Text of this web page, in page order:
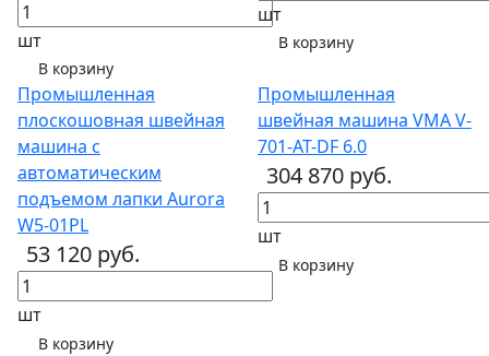
шт
В корзину
шт
В корзину
Промышленная
плоскошовная швейная
машина с
автоматическим
подъемом лапки Aurora
W5-01PL
53 120 руб.
шт
В корзину
Промышленная
швейная машина VMA V-
701-AT-DF 6.0
304 870 руб.
шт
В корзину